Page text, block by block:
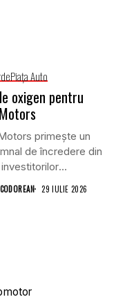
Piaţa Auto
oxigen pentru
primește un
de încredere din
29 IULIE 2026